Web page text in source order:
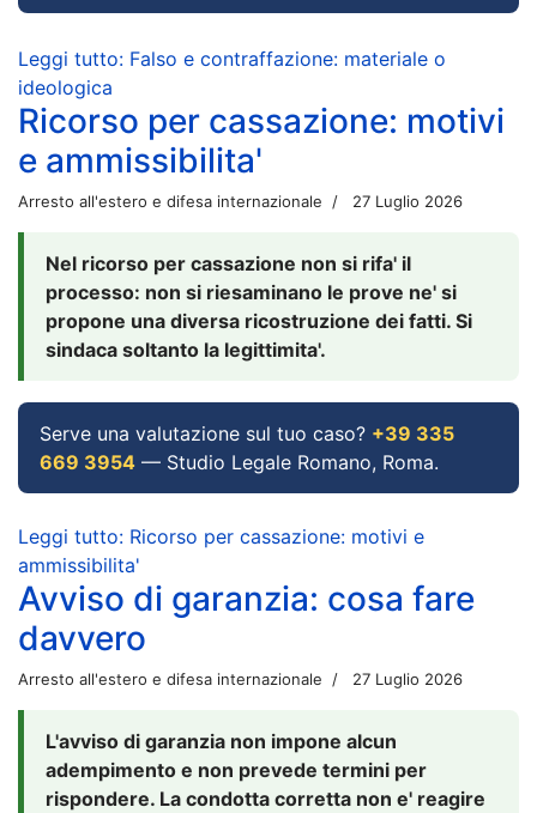
Leggi tutto: Falso e contraffazione: materiale o
ideologica
Ricorso per cassazione: motivi
e ammissibilita'
Arresto all'estero e difesa internazionale 27 Luglio 2026
Nel ricorso per cassazione non si rifa' il
processo: non si riesaminano le prove ne' si
propone una diversa ricostruzione dei fatti. Si
sindaca soltanto la legittimita'.
Serve una valutazione sul tuo caso? +39 335
669 3954 — Studio Legale Romano, Roma.
Leggi tutto: Ricorso per cassazione: motivi e
ammissibilita'
Avviso di garanzia: cosa fare
davvero
Arresto all'estero e difesa internazionale 27 Luglio 2026
L'avviso di garanzia non impone alcun
adempimento e non prevede termini per
rispondere. La condotta corretta non e' reagire